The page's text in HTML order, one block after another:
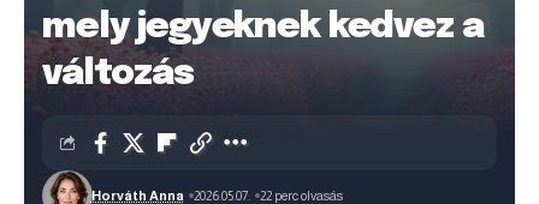
mely jegyeknek kedvez a
változás
Horváth Anna 2026.05.07. 22 perc olvasás